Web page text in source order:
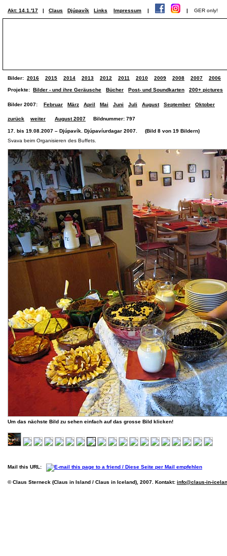
Akt: 14.1.'17 | Claus Djúpavík Links Impressum | | GER only!
Bilder: 2016 2015 2014 2013 2012 2011 2010 2009 2008 2007 2006
Projekte: Bilder - und ihre Geräusche Bücher Post- und Soundkarten 200+ pictures
Bilder 2007: Februar März April Mai Juni Juli August September Oktober
zurück weiter August 2007 Bildnummer: 797
17. bis 19.08.2007 – Djúpavík. Djúpavíurdagar 2007. (Bild 8 von 19 Bildern)
Svava beim Organisieren des Buffets.
Um das nächste Bild zu sehen einfach auf das grosse Bild klicken!
Mail this URL:
© Claus Sterneck (Claus in Island / Claus in Iceland), 2007. Kontakt: info@claus-in-